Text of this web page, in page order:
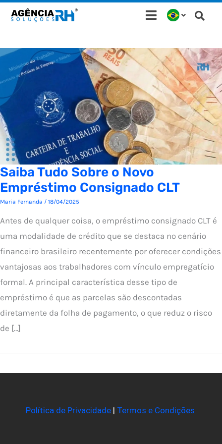
para
conteúdo
Saiba Tudo Sobre o Novo
Empréstimo Consignado CLT
Maria Fernanda / 18/04/2025
Antes de qualquer coisa, o empréstimo consignado CLT é
uma modalidade de crédito que se destaca no cenário
financeiro brasileiro recentemente por oferecer condições
vantajosas aos trabalhadores com vínculo empregatício
formal. A principal característica desse tipo de
empréstimo é que as parcelas são descontadas
diretamente da folha de pagamento, o que reduz o risco
de […]
Política de Privacidade| Termos e Condições